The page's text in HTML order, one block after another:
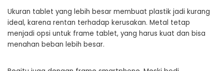
Ukuran tablet yang lebih besar membuat plastik jadi kurang
ideal, karena rentan terhadap kerusakan. Metal tetap
menjadi opsi untuk frame tablet, yang harus kuat dan bisa
menahan beban lebih besar.